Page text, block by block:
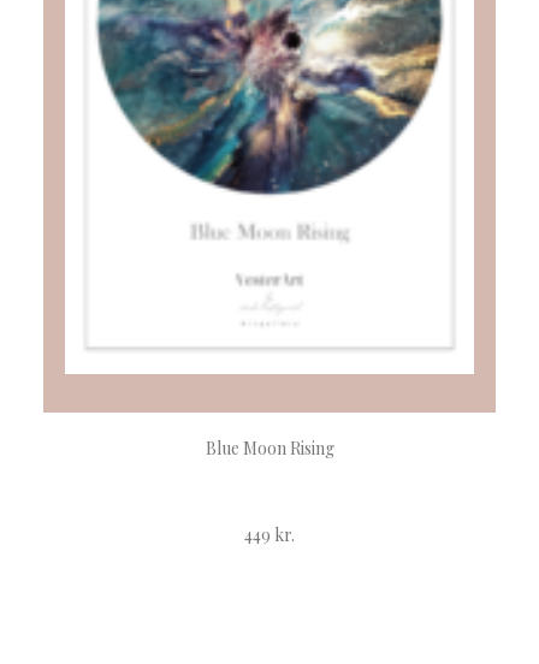
TILFØJ TIL KURV
Blue Moon Rising
449 kr.